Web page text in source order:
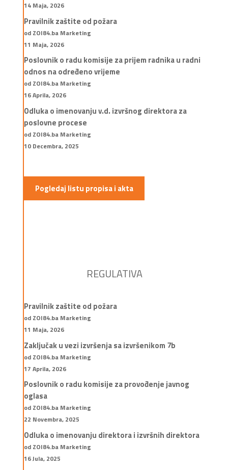
14 Maja, 2026
Pravilnik zaštite od požara
od ZOI84.ba Marketing
11 Maja, 2026
Poslovnik o radu komisije za prijem radnika u radni
odnos na određeno vrijeme
od ZOI84.ba Marketing
16 Aprila, 2026
Odluka o imenovanju v.d. izvršnog direktora za
poslovne procese
od ZOI84.ba Marketing
10 Decembra, 2025
Pogledaj listu propisa i akta
REGULATIVA
Pravilnik zaštite od požara
od ZOI84.ba Marketing
11 Maja, 2026
Zaključak u vezi izvršenja sa izvršenikom 7b
od ZOI84.ba Marketing
17 Aprila, 2026
Poslovnik o radu komisije za provođenje javnog
oglasa
od ZOI84.ba Marketing
22 Novembra, 2025
Odluka o imenovanju direktora i izvršnih direktora
od ZOI84.ba Marketing
16 Jula, 2025